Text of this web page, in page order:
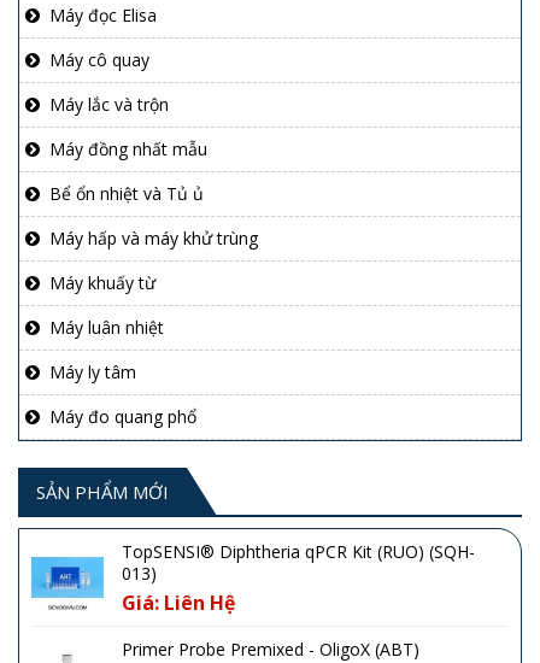
Máy đọc Elisa
Máy cô quay
Máy lắc và trộn
Máy đồng nhất mẫu
Bể ổn nhiệt và Tủ ủ
Máy hấp và máy khử trùng
Máy khuấy từ
Máy luân nhiệt
Máy ly tâm
Máy đo quang phổ
SẢN PHẨM MỚI
TopSENSI® Diphtheria qPCR Kit (RUO) (SQH-
013)
Giá: Liên Hệ
Primer Probe Premixed - OligoX (ABT)